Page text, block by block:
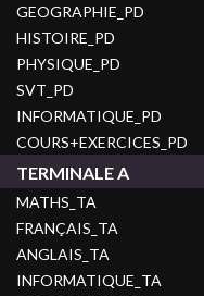
GEOGRAPHIE_PD
HISTOIRE_PD
PHYSIQUE_PD
SVT_PD
INFORMATIQUE_PD
COURS+EXERCICES_PD
TERMINALE A
MATHS_TA
FRANÇAIS_TA
ANGLAIS_TA
INFORMATIQUE_TA